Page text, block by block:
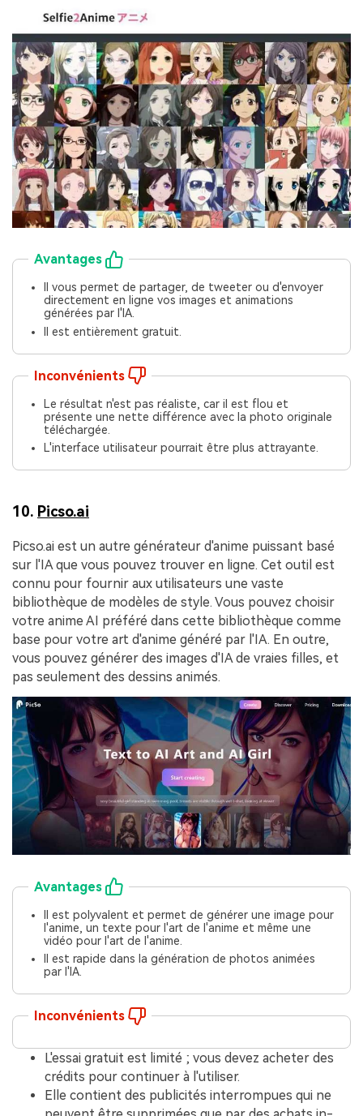
Avantages
Il vous permet de partager, de tweeter ou d'envoyer
directement en ligne vos images et animations
générées par l'IA.
Il est entièrement gratuit.
Inconvénients
Le résultat n'est pas réaliste, car il est flou et
présente une nette différence avec la photo originale
téléchargée.
L'interface utilisateur pourrait être plus attrayante.
10. Picso.ai
Picso.ai est un autre générateur d'anime puissant basé
sur l'IA que vous pouvez trouver en ligne. Cet outil est
connu pour fournir aux utilisateurs une vaste
bibliothèque de modèles de style. Vous pouvez choisir
votre anime AI préféré dans cette bibliothèque comme
base pour votre art d'anime généré par l'IA. En outre,
vous pouvez générer des images d'IA de vraies filles, et
pas seulement des dessins animés.
Avantages
Il est polyvalent et permet de générer une image pour
l'anime, un texte pour l'art de l'anime et même une
vidéo pour l'art de l'anime.
Il est rapide dans la génération de photos animées
par l'IA.
Inconvénients
L'essai gratuit est limité ; vous devez acheter des
crédits pour continuer à l'utiliser.
Elle contient des publicités interrompues qui ne